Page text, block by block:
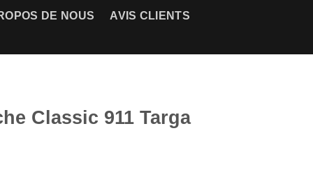
DE NOUS AVIS CLIENTS
Classic 911 Targa